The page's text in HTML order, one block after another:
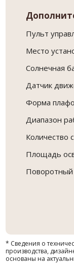
Пульт
Место
Солнечная
Датчик
Форма
Диапазон
Количество
Площадь
Поворотный
* Сведения о
производства,
основаны на